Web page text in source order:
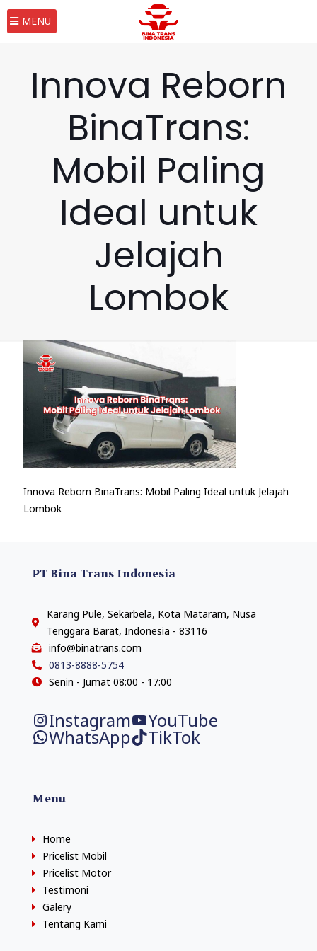
MENU
Innova Reborn
BinaTrans:
Mobil Paling
Ideal untuk
Jelajah
Lombok
Innova Reborn BinaTrans: Mobil Paling Ideal untuk Jelajah
Lombok
PT Bina Trans Indonesia
Karang Pule, Sekarbela, Kota Mataram, Nusa
Tenggara Barat, Indonesia - 83116
info@binatrans.com
0813-8888-5754
Senin - Jumat 08:00 - 17:00
Instagram YouTube
WhatsApp TikTok
Menu
Home
Pricelist Mobil
Pricelist Motor
Testimoni
Galery
Tentang Kami